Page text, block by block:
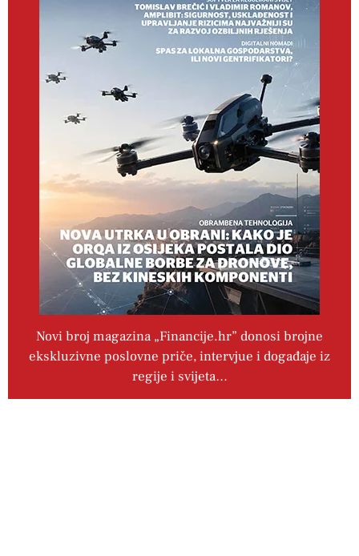
Novi broj magazina „Financije.hr” donosi brojne
ekskluzivne poslovne priče, intervjue i događaje iz
regije i svijeta…